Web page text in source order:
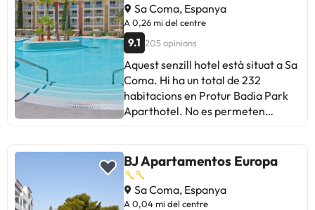
Sa Coma, Espanya
A 0,26 mi del centre
9.1 205 opinions
Aquest senzill hotel està situat a Sa
Coma. Hi ha un total de 232
habitacions en Protur Badia Park
Aparthotel. No es permeten
directament a l'establiment.
Aquesta informació està subjecta a
canvis per part de l'allotjament.
BJ Apartamentos Europa
Sa Coma, Espanya
A 0,04 mi del centre